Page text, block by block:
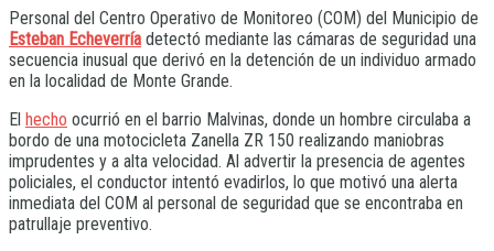
Personal del Centro Operativo de Monitoreo (COM) del Municipio de
Esteban Echeverría detectó mediante las cámaras de seguridad una
secuencia inusual que derivó en la detención de un individuo armado
en la localidad de Monte Grande.
El hecho ocurrió en el barrio Malvinas, donde un hombre circulaba a
bordo de una motocicleta Zanella ZR 150 realizando maniobras
imprudentes y a alta velocidad. Al advertir la presencia de agentes
policiales, el conductor intentó evadirlos, lo que motivó una alerta
inmediata del COM al personal de seguridad que se encontraba en
patrullaje preventivo.